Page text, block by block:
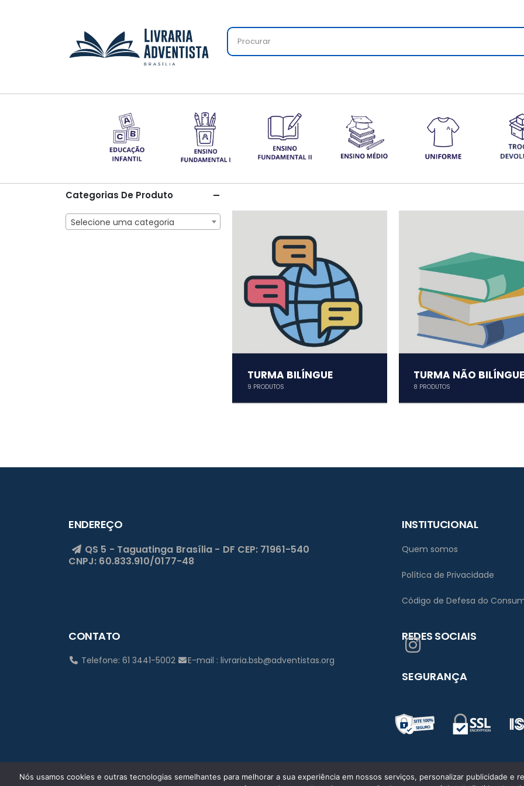
TURMA BILÍNGUE
9 PRODUTOS
TURMA NÃO
8 PRODUTOS
Categorias De Produto
Selecione uma categoria
ENDEREÇO
QS 5 - Taguatinga Brasília - DF CEP: 71961-540
CNPJ: 60.833.910/0177-48
INSTITUCIONAL
Quem somos
Política de Privacidade
Código de Defesa do
CONTATO
Telefone: 61 3441-5002 E-mail : livraria.bsb@adventistas.org
REDES SOCIAIS
SEGURANÇA
Nós usamos cookies e outras tecnologias semelhantes para melhorar a sua experiência em nossos serviços, personalizar publicidade